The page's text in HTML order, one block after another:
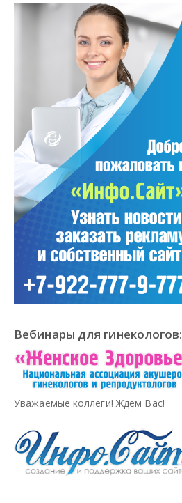
Вебинары для гинекологов:
Уважаемые коллеги! Ждем Вас!